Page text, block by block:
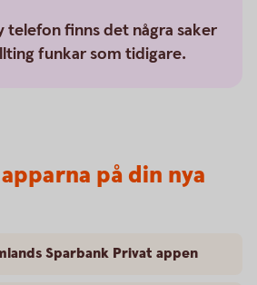
telefon finns det några saker
funkar som tidigare.
på din nya
Sparbank Privat appen